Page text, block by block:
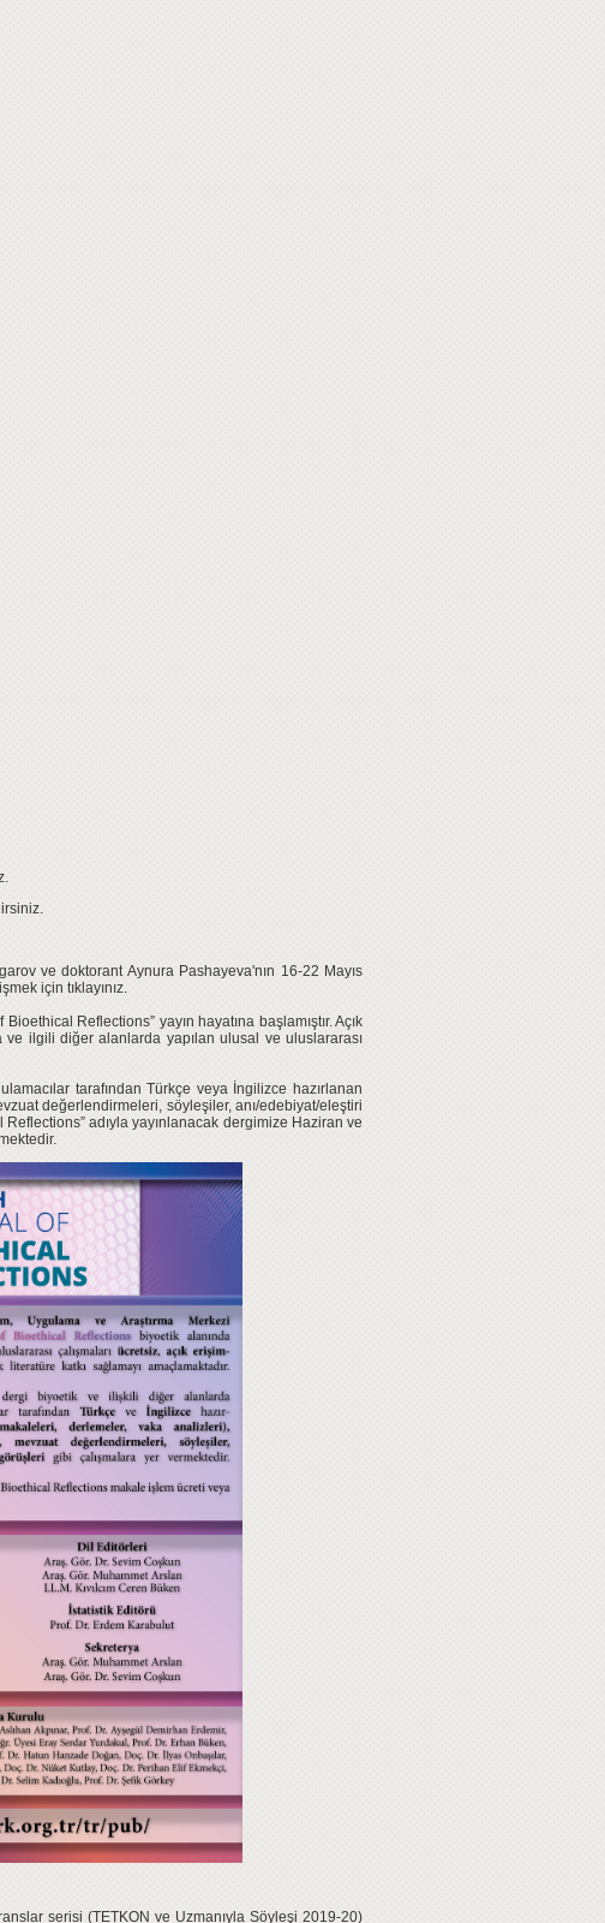
ve doktorant Aynura Pashayeva'nın 16-22 Mayıs
için tıklayınız.
Reflections” yayın hayatına başlamıştır. Açık
ilgili diğer alanlarda yapılan ulusal ve uluslararası
tarafından Türkçe veya İngilizce hazırlanan
değerlendirmeleri, söyleşiler, anı/edebiyat/eleştiri
adıyla yayınlanacak dergimize Haziran ve
serisi (TETKON ve Uzmanıyla Söyleşi 2019-20)